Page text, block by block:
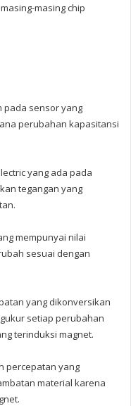
masing chip
pada sensor yang
perubahan kapasitansi
yang ada pada
tegangan yang
mempunyai nilai
sesuai dengan
yang dikonversikan
setiap perubahan
terinduksi magnet.
percepatan yang
material karena